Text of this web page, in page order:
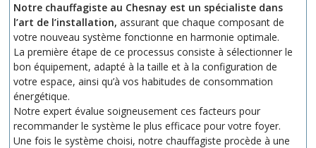
Notre chauffagiste au Chesnay est un spécialiste dans
l’art de l’installation, assurant que chaque composant de
votre nouveau système fonctionne en harmonie optimale.
La première étape de ce processus consiste à sélectionner le
bon équipement, adapté à la taille et à la configuration de
votre espace, ainsi qu’à vos habitudes de consommation
énergétique.
Notre expert évalue soigneusement ces facteurs pour
recommander le système le plus efficace pour votre foyer.
Une fois le système choisi, notre chauffagiste procède à une